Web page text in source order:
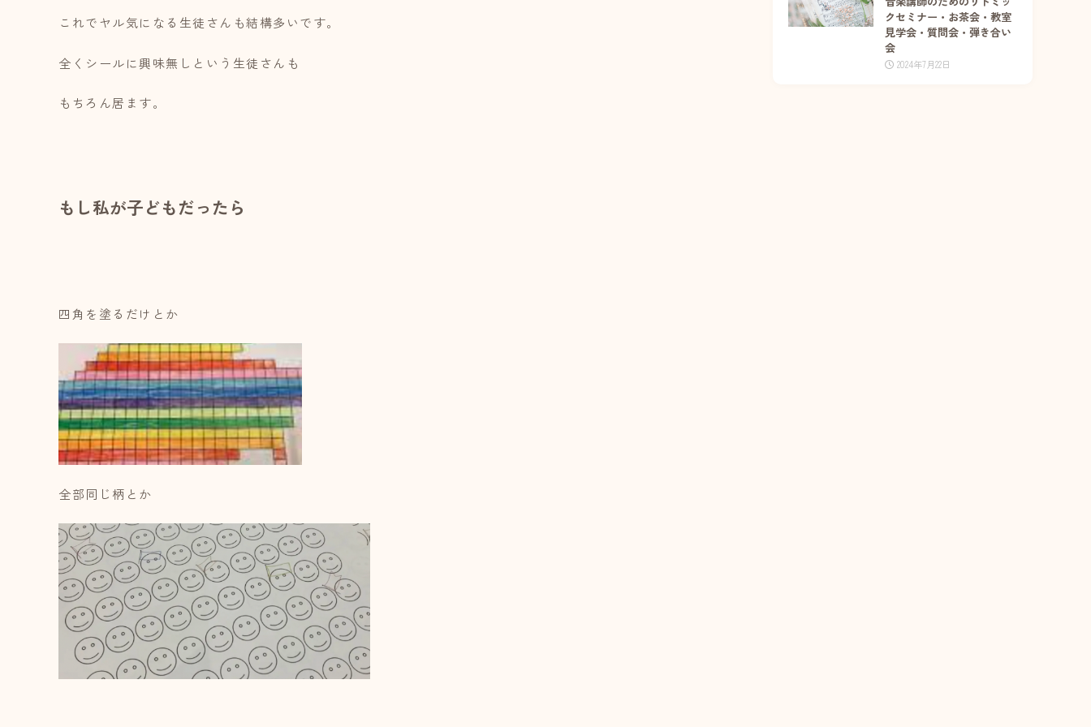
これでヤル気になる生徒さんも結構多いです。
全くシールに興味無しという生徒さんも
もちろん居ます。
もし私が子どもだったら
四角を塗るだけとか
全部同じ柄とか
クセミナー・お茶会・教室
見学会・質問会・弾き合い
会
2024年7月22日